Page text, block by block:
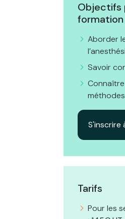
Objectifs
formation
Aborder
Savoir
S'inscrire
Tarifs
Pour les